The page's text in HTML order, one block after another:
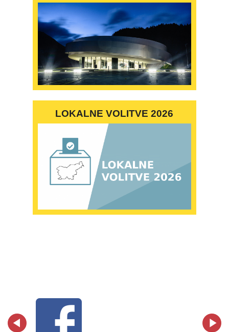
LOKALNE VOLITVE 2026